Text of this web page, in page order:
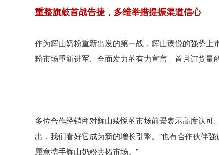
重整旗鼓首战告捷，多维举措提振渠道信心
作为辉山奶粉重新出发的第一战，辉山臻悦的强势
粉市场重新进军、全面发力的有力宣言。首月订货量
多位合作经销商对辉山臻悦的市场前景表示高度认可
出，我们看好它成为新的增长引擎。”也有合作伙伴
愿意携手辉山奶粉共拓市场。”